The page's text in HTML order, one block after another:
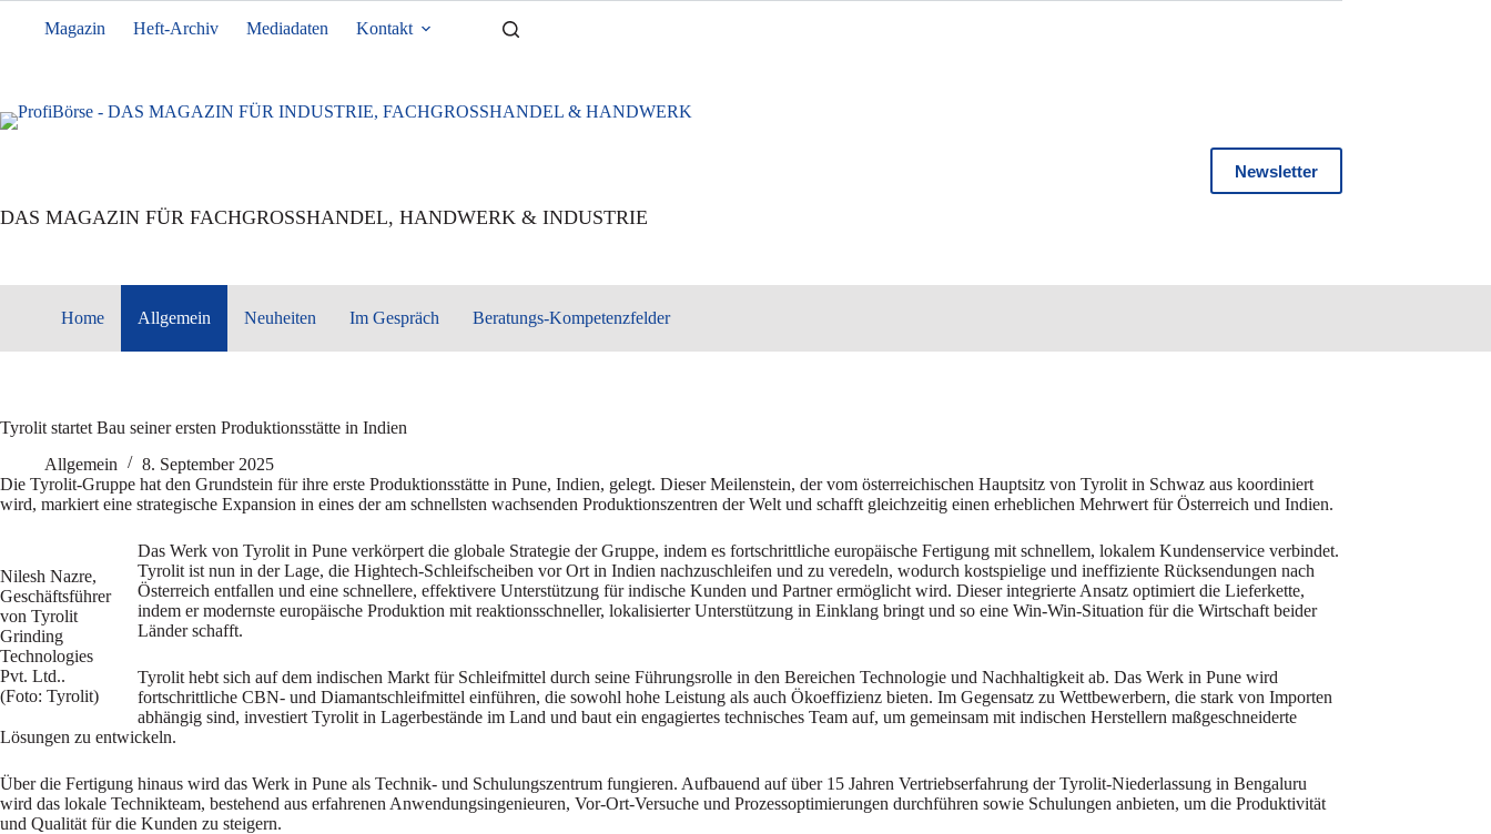
Magazin Heft-Archiv Mediadaten Kontakt
DAS MAGAZIN FÜR FACHGROSSHANDEL, HANDWERK & INDUSTRIE
Newsletter
Home Allgemein Neuheiten Im Gespräch Beratungs-Kompetenzfelder
Tyrolit startet Bau seiner ersten Produktionsstätte in Indien
Allgemein
8. September 2025
Die Tyrolit-Gruppe hat den Grundstein für ihre erste Produktionsstätte in Pune, Indien, gelegt. Dieser Meilenstein, der vom österreichischen Hauptsitz von Tyrolit in Schwaz aus koordiniert
wird, markiert eine strategische Expansion in eines der am schnellsten wachsenden Produktionszentren der Welt und schafft gleichzeitig einen erheblichen Mehrwert für Österreich und Indien.
Nilesh Nazre,
Geschäftsführer
von Tyrolit
Grinding
Technologies
Pvt. Ltd..
(Foto: Tyrolit)
Das Werk von Tyrolit in Pune verkörpert die globale Strategie der Gruppe, indem es fortschrittliche europäische Fertigung mit schnellem, lokalem Kundenservice verbindet.
Tyrolit ist nun in der Lage, die Hightech-Schleifscheiben vor Ort in Indien nachzuschleifen und zu veredeln, wodurch kostspielige und ineffiziente Rücksendungen nach
Österreich entfallen und eine schnellere, effektivere Unterstützung für indische Kunden und Partner ermöglicht wird. Dieser integrierte Ansatz optimiert die Lieferkette,
indem er modernste europäische Produktion mit reaktionsschneller, lokalisierter Unterstützung in Einklang bringt und so eine Win-Win-Situation für die Wirtschaft beider
Länder schafft.
Tyrolit hebt sich auf dem indischen Markt für Schleifmittel durch seine Führungsrolle in den Bereichen Technologie und Nachhaltigkeit ab. Das Werk in Pune wird
fortschrittliche CBN- und Diamantschleifmittel einführen, die sowohl hohe Leistung als auch Ökoeffizienz bieten. Im Gegensatz zu Wettbewerbern, die stark von Importen
abhängig sind, investiert Tyrolit in Lagerbestände im Land und baut ein engagiertes technisches Team auf, um gemeinsam mit indischen Herstellern maßgeschneiderte
Lösungen zu entwickeln.
Über die Fertigung hinaus wird das Werk in Pune als Technik- und Schulungszentrum fungieren. Aufbauend auf über 15 Jahren Vertriebserfahrung der Tyrolit-Niederlassung in Bengaluru
wird das lokale Technikteam, bestehend aus erfahrenen Anwendungsingenieuren, Vor-Ort-Versuche und Prozessoptimierungen durchführen sowie Schulungen anbieten, um die Produktivität
und Qualität für die Kunden zu steigern.